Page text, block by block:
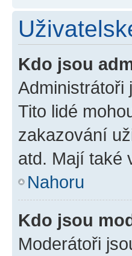
Kdo jsou
Administrátoři
Tito lidé
zakazování
atd. Mají také
Nahoru
Kdo jsou
Moderátoři